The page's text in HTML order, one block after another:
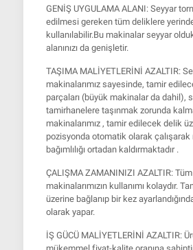
GENİŞ UYGULAMA ALANI: Seyyar
edilmesi gereken tüm deliklere
kullanılabilir.Bu makinalar seyyar
alanınızı da genişletir.
TAŞIMA MALİYETLERİNİ AZALTIR:
makinalarımız sayesinde, tamir
parçaları (büyük makinalar da dahil),
tamirhanelere taşınmak zorunda
makinalarımız , tamir edilecek delik
pozisyonda otomatik olarak çalışarak
bağımlılığı ortadan kaldırmaktadır .
ÇALIŞMA ZAMANINIZI AZALTIR: Tüm
makinalarımızın kullanımı kolaydır.
üzerine bağlanıp bir kez
olarak yapar.
İŞ GÜCÜ MALİYETLERİNİ AZALTIR: